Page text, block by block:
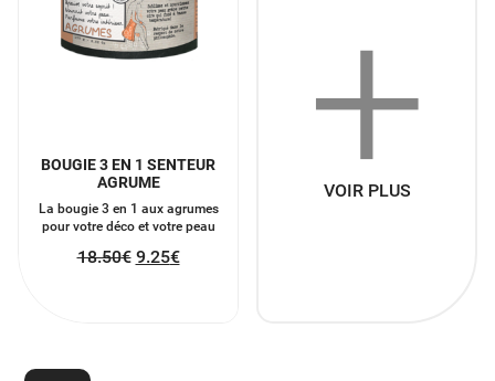
BOUGIE 3 EN 1 SENTEUR
AGRUME
La bougie 3 en 1 aux agrumes
pour votre déco et votre peau
18.50€ 9.25€
+
VOIR PLUS